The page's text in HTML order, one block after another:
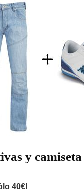
y
40€!